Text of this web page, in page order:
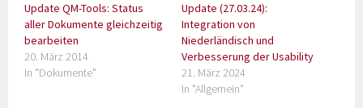
Update QM-Tools: Status
aller Dokumente gleichzeitig
bearbeiten
20. März 2014
In "Dokumente"
Update (27.03.24):
Integration von
Niederländisch und
Verbesserung der Usability
21. März 2024
In "Allgemein"